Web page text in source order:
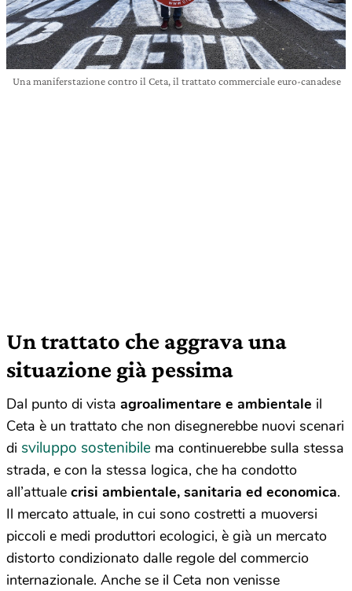
Una maniferstazione contro il Ceta, il trattato commerciale euro-canadese
Un trattato che aggrava una
situazione già pessima
Dal punto di vista agroalimentare e ambientale il
Ceta è un trattato che non disegnerebbe nuovi scenari
di sviluppo sostenibile ma continuerebbe sulla stessa
strada, e con la stessa logica, che ha condotto
all’attuale crisi ambientale, sanitaria ed economica.
Il mercato attuale, in cui sono costretti a muoversi
piccoli e medi produttori ecologici, è già un mercato
distorto condizionato dalle regole del commercio
internazionale. Anche se il Ceta non venisse